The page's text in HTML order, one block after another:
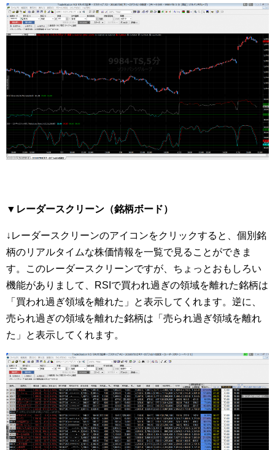
▼レーダースクリーン（銘柄ボード）
↓レーダースクリーンのアイコンをクリックすると、個別銘
柄のリアルタイムな株価情報を一覧で見ることができま
す。このレーダースクリーンですが、ちょっとおもしろい
機能がありまして、RSIで買われ過ぎの領域を離れた銘柄は
「買われ過ぎ領域を離れた」と表示してくれます。逆に、
売られ過ぎの領域を離れた銘柄は「売られ過ぎ領域を離れ
た」と表示してくれます。